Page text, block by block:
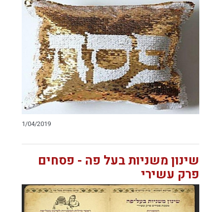
1/04/2019
שינון משניות בעל פה - פסחים
פרק עשירי